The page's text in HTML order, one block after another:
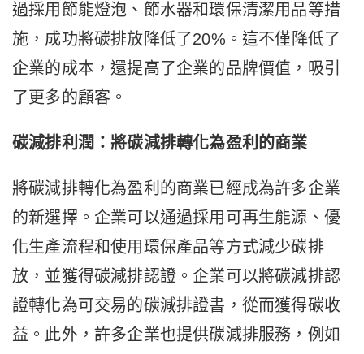
過採用節能燈泡、節水器和環保清潔用品等措
施，成功將碳排放降低了20%。這不僅降低了
企業的成本，還提高了企業的品牌價值，吸引
了更多的顧客。
碳減排利潤：將碳減排轉化為盈利的商業
將碳減排轉化為盈利的商業已經成為許多企業
的新選擇。企業可以通過採用可再生能源、優
化生產流程和使用環保產品等方式減少碳排
放，並獲得碳減排認證。企業可以將碳減排認
證轉化為可交易的碳減排證書，從而獲得碳收
益。此外，許多企業也提供碳減排服務，例如